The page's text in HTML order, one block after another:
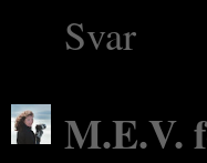
Svar
M.E.V.